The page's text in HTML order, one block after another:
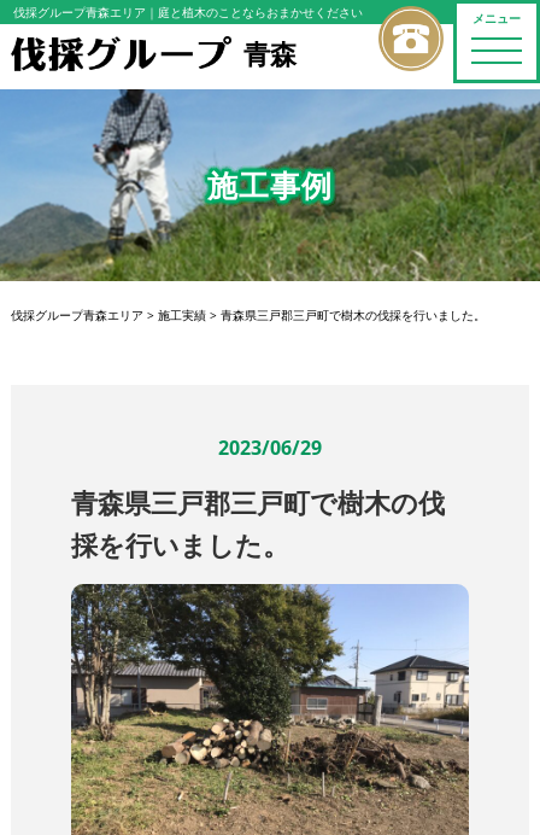
メニュー
toggle
伐採グループ青森エリア ｜庭と植木のことならおまかせください
青森
施工事例
伐採グループ青森エリア > 施工実績> 青森県三戸郡三戸町で樹木の伐採を行いました。
2023/06/29
青森県三戸郡三戸町で樹木の伐
採を行いました。